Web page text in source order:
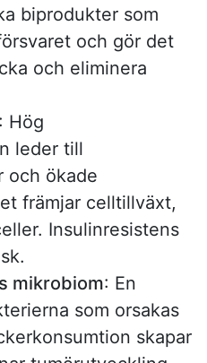
biprodukter som
och gör det
och eliminera
: Hög
leder till
och ökade
främjar celltillväxt,
Insulinresistens
mikrobiom: En
som orsakas
skapar